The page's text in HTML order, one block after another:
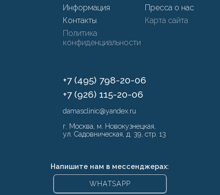
Информация
Пресса о нас
Контакты
Карта сайта
Политика
конфиденциальности
+7 (495) 798-20-06
+7 (926) 115-20-06
damasclinic@yandex.ru
г. Москва, м. Новокузнецкая,
ул. Садовническая, д. 39, стр. 13
Напишите нам в мессенджерах:
WHATSAPP